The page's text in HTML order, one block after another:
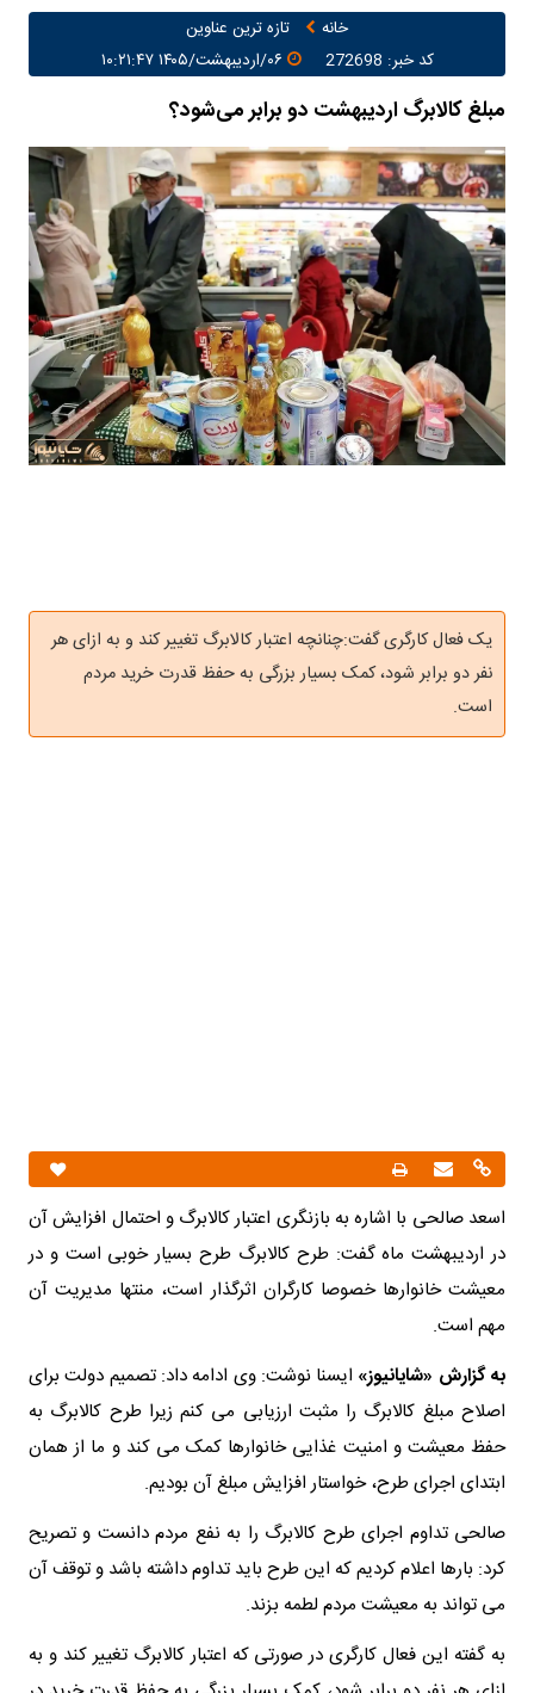
خانه
تازه ترین عناوین
کد خبر: 272698
مبلغ کالابرگ اردیبهشت دو برابر می‌شود؟
یک فعال کارگری گفت:چنانچه اعتبار کالابرگ تغییر کند و به ازای هر
نفر دو برابر شود، کمک بسیار بزرگی به حفظ قدرت خرید مردم
است.
اسعد صالحی با اشاره به بازنگری اعتبار کالابرگ و احتمال افزایش آن
در اردیبهشت ماه گفت: طرح کالابرگ طرح بسیار خوبی است و در
معیشت خانوارها خصوصا کارگران اثرگذار است، منتها مدیریت آن
مهم است.
به گزارش «شایانیوز» ایسنا نوشت: وی ادامه داد: تصمیم دولت برای
اصلاح مبلغ کالابرگ را مثبت ارزیابی می کنم زیرا طرح کالابرگ به
حفظ معیشت و امنیت غذایی خانوارها کمک می کند و ما از همان
ابتدای اجرای طرح، خواستار افزایش مبلغ آن بودیم.
صالحی تداوم اجرای طرح کالابرگ را به نفع مردم دانست و تصریح
کرد: بارها اعلام کردیم که این طرح باید تداوم داشته باشد و توقف آن
می تواند به معیشت مردم لطمه بزند.
به گفته این فعال کارگری در صورتی که اعتبار کالابرگ تغییر کند و به